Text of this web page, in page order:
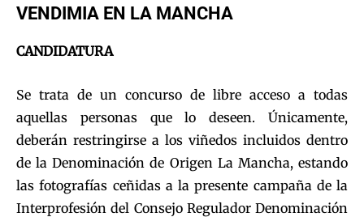
VENDIMIA EN LA MANCHA
CANDIDATURA
Se trata de un concurso de libre acceso a todas
aquellas personas que lo deseen. Únicamente,
deberán restringirse a los viñedos incluidos dentro
de la Denominación de Origen La Mancha, estando
las fotografías ceñidas a la presente campaña de la
Interprofesión del Consejo Regulador Denominación